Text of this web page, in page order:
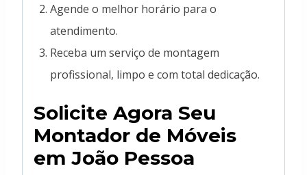
Agende o melhor horário para o
atendimento.
Receba um serviço de montagem
profissional, limpo e com total dedicação.
Solicite Agora Seu
Montador de Móveis
em João Pessoa